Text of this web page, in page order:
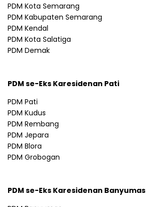
PDM Kota Semarang
PDM Kabupaten Semarang
PDM Kendal
PDM Kota Salatiga
PDM Demak
PDM se-Eks Karesidenan Pati
PDM Pati
PDM Kudus
PDM Rembang
PDM Jepara
PDM Blora
PDM Grobogan
PDM se-Eks Karesidenan Banyumas